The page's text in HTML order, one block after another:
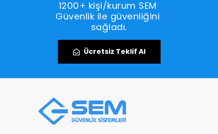
1200+ kişi/kurum SEM
Güvenlik ile güvenliğini
sağladı.
Ücretsiz Teklif Al